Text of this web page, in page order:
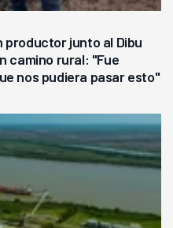
productor junto al Dibu
camino rural: "Fue
nos pudiera pasar esto"